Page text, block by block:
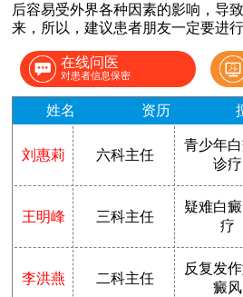
后容易受外界各种因素的影响，导
来，所以，建议患者朋友一定要进行
在线问医
对患者信息保密
姓名 资历
刘惠莉 六科主任
青少年
诊疗
王明峰 三科主任
疑难白
疗
李洪燕 二科主任
反复发
癜风